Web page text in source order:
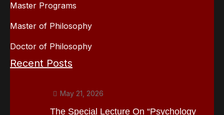
Master Programs
Master of Philosophy
Doctor of Philosophy
Recent Posts
May 21, 2026
The Special Lecture On “Psychology